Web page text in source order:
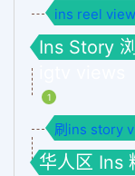
ins reel
Ins Story
1
刷ins story
华人区 Ins